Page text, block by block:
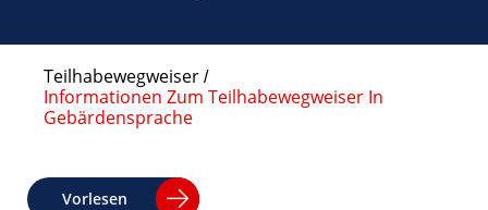
Pfadnavigation
Teilhabewegweiser
Informationen Zum Teilhabewegweiser In
Gebärdensprache
Vorlesen